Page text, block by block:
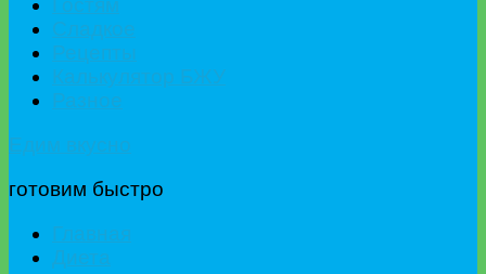
готовим быстро